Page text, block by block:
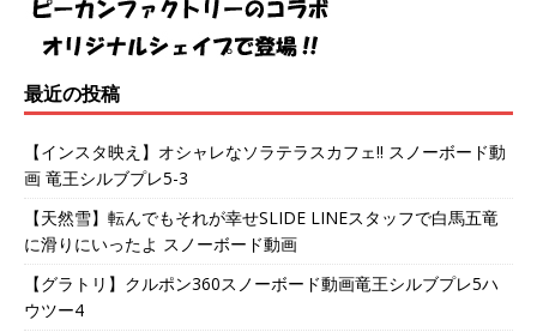
最近の投稿
【インスタ映え】オシャレなソラテラスカフェ!! スノーボード動
画 竜王シルブプレ5-3
【天然雪】転んでもそれが幸せSLIDE LINEスタッフで白馬五竜
に滑りにいったよ スノーボード動画
【グラトリ】クルポン360スノーボード動画竜王シルブプレ5ハ
ウツー4